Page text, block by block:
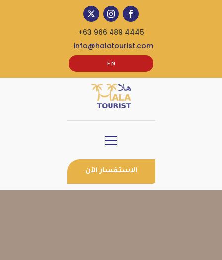
+63 966 489 4445
info@halatourist.com
E N
الاستفسار الآن